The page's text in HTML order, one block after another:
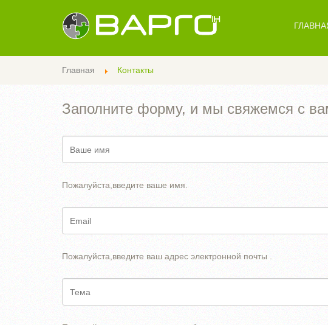
Главная Контакты
Заполните форму, и мы свяжемся с
Пожалуйста,введите ваше имя.
Пожалуйста,введите ваш адрес электронной почты .